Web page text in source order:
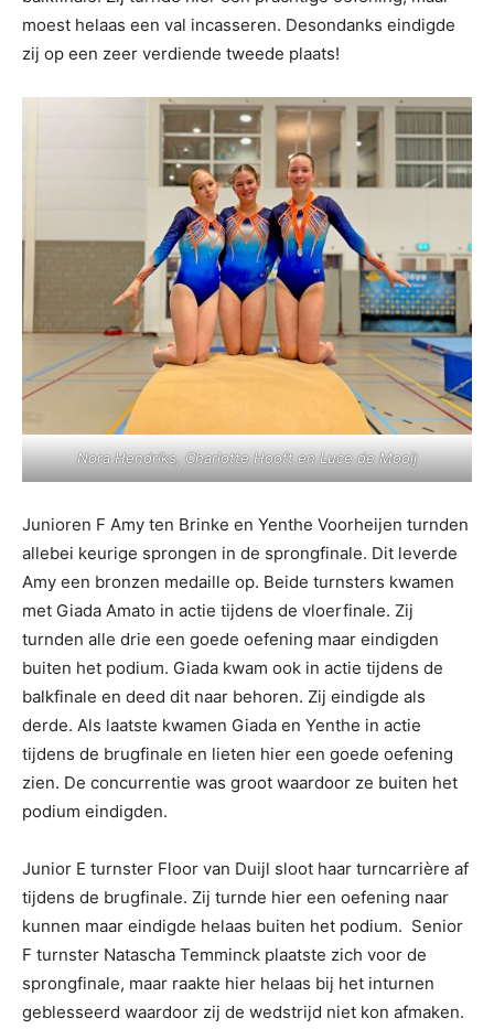
moest helaas een val incasseren. Desondanks eindigde
zij op een zeer verdiende tweede plaats!
Nora Hendriks, Charlotte Hooft en Luce de Mooij
Junioren F Amy ten Brinke en Yenthe Voorheijen turnden
allebei keurige sprongen in de sprongfinale. Dit leverde
Amy een bronzen medaille op. Beide turnsters kwamen
met Giada Amato in actie tijdens de vloerfinale. Zij
turnden alle drie een goede oefening maar eindigden
buiten het podium. Giada kwam ook in actie tijdens de
balkfinale en deed dit naar behoren. Zij eindigde als
derde. Als laatste kwamen Giada en Yenthe in actie
tijdens de brugfinale en lieten hier een goede oefening
zien. De concurrentie was groot waardoor ze buiten het
podium eindigden.
Junior E turnster Floor van Duijl sloot haar turncarrière af
tijdens de brugfinale. Zij turnde hier een oefening naar
kunnen maar eindigde helaas buiten het podium. Senior
F turnster Natascha Temminck plaatste zich voor de
sprongfinale, maar raakte hier helaas bij het inturnen
geblesseerd waardoor zij de wedstrijd niet kon afmaken.